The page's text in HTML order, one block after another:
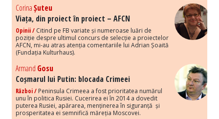
CorinaȘuteu
Viața, din proiect în proiect – AFCN
Opinii / Citind pe FB variate și numeroase luări de
poziție despre ultimul concurs de selecție a proiectelor
AFCN, mi-au atras atenția comentariile lui Adrian Șoaită
(Fundația Kulturhaus).
Armand Gosu
Coșmarul lui Putin: blocada Crimeei
Război / Peninsula Crimeea a fost prioritatea numărul
unu în politica Rusiei. Cucerirea ei în 2014 a dovedit
puterea Rusiei, apărarea, menținerea în siguranță și
prosperitatea ei semnifică măreția Moscovei.